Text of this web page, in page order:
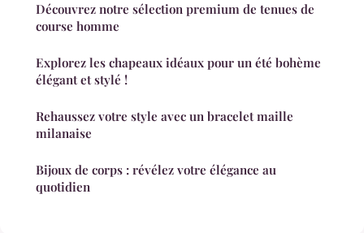
Découvrez notre sélection premium de tenues de
course homme
Explorez les chapeaux idéaux pour un été bohème
élégant et stylé !
Rehaussez votre style avec un bracelet maille
milanaise
Bijoux de corps : révélez votre élégance au
quotidien